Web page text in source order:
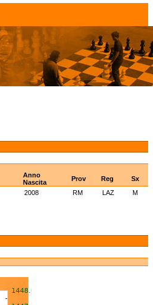
Anno
Nascita
Prov Reg
Sx
2008 RM LAZ
M